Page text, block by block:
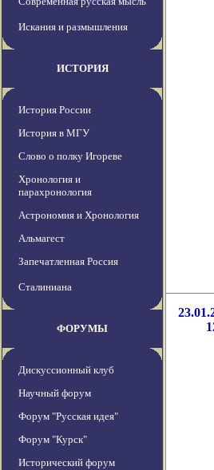
Искания и размышления
ИСТОРИЯ
История России
История в МГУ
Слово о полку Игореве
Хронология и
парахронология
Астрономия и Хронология
Альмагест
Запечатленная Россия
Сталиниана
ФОРУМЫ
Дискуссионный клуб
Научный форум
Форум "Русская идея"
Форум "Курск"
Исторический форум